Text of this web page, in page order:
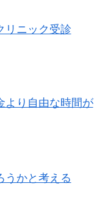
リニック受診
より自由な時間が
うかと考える